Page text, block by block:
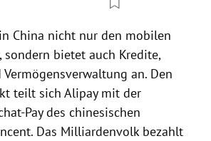
China nicht nur den mobilen
sondern bietet auch Kredite,
an. Den
teilt sich Alipay mit der
Pay des chinesischen
Das Milliardenvolk bezahlt